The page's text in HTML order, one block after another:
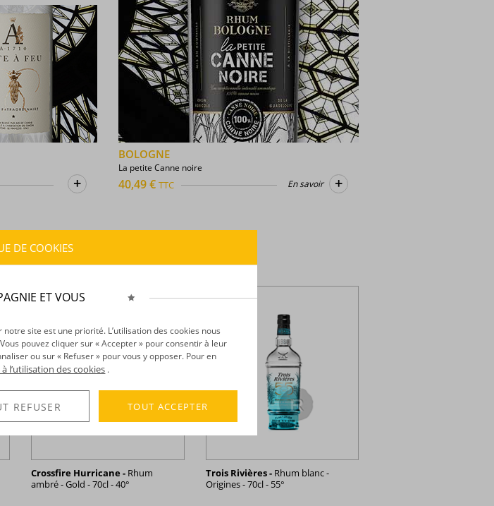
+ En savoir +
BOLOGNE
La petite Canne noire
40,49 € TTC
Sélection
Crossfire Hurricane - Rhum
ambré - Gold - 70cl - 40°
Trois Rivières -Rhum blanc -
Origines - 70cl - 55°
DE COOKIES
ET VOUS
site est une priorité. L’utilisation des cookies nous
pouvez cliquer sur « Accepter » pour consentir à leur
ou sur « Refuser » pour vous y opposer. Pour en
l’utilisation des cookies .
REFUSER TOUT ACCEPTER